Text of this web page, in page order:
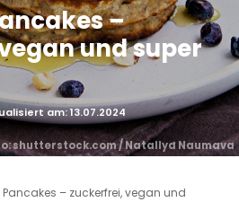
–
und super
am: 13.07.2024
shutterstock.com / Natallya Naumava
Pancakes – zuckerfrei, vegan und